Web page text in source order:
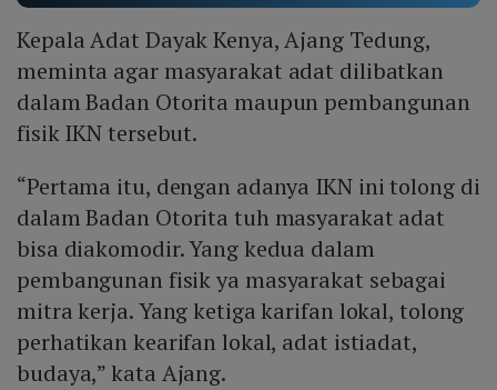
Kepala Adat Dayak Kenya, Ajang Tedung,
meminta agar masyarakat adat dilibatkan
dalam Badan Otorita maupun pembangunan
fisik IKN tersebut.
“Pertama itu, dengan adanya IKN ini tolong di
dalam Badan Otorita tuh masyarakat adat
bisa diakomodir. Yang kedua dalam
pembangunan fisik ya masyarakat sebagai
mitra kerja. Yang ketiga karifan lokal, tolong
perhatikan kearifan lokal, adat istiadat,
budaya,” kata Ajang.